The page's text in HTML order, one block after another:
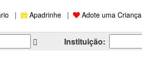
| Apadrinhe | Adote uma Criança
Instituição: